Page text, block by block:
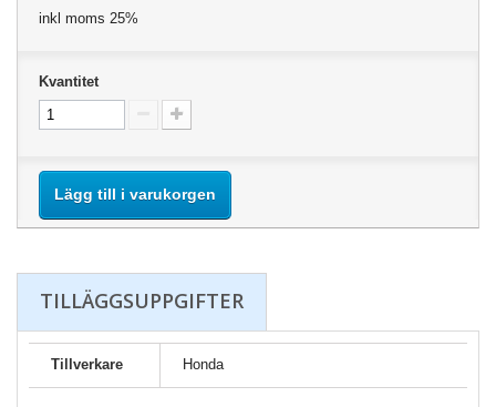
inkl moms 25%
Kvantitet
Lägg till i varukorgen
TILLÄGGSUPPGIFTER
Tillverkare Honda